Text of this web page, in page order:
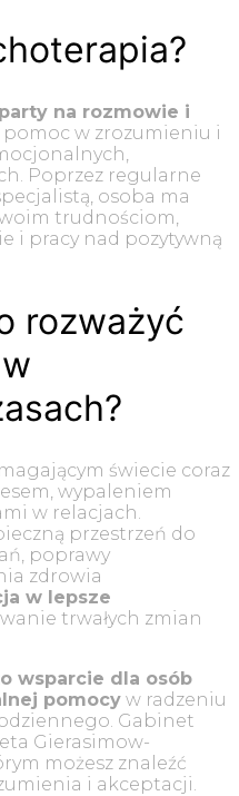
na rozmowie i
pomoc w zrozumieniu i
Poprzez regularne
osoba ma
trudnościom,
i pracy nad pozytywną
rozważyć
świecie coraz
wypaleniem
w relacjach.
przestrzeń do
poprawy
zdrowia
w lepsze
trwałych zmian
wsparcie dla osób
pomocy w radzeniu
Gabinet
Gierasimow-
możesz znaleźć
i akceptacji.